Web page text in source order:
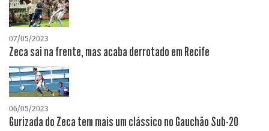
07/05/2023
Zeca sai na frente, mas acaba derrotado em Recife
06/05/2023
Gurizada do Zeca tem mais um clássico no Gauchão Sub-20